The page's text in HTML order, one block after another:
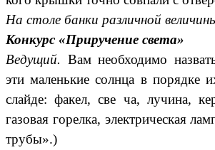
На столе банки различной
Конкурс «Приручение света»
Ведущий. Вам необходимо
эти маленькие солнца в порядке
слайде: факел, све ча, лучина,
газовая горелка, электрическая
трубы».)